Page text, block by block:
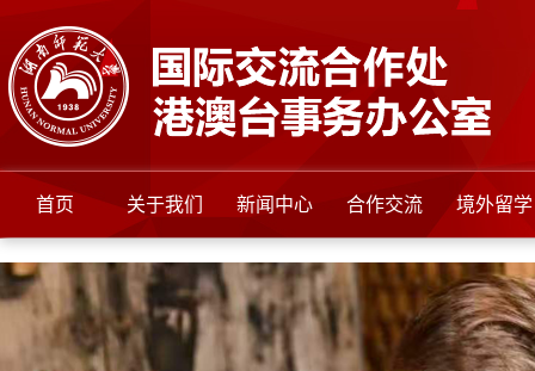
首页 关于我们 新闻中心 合作交流 境外留学